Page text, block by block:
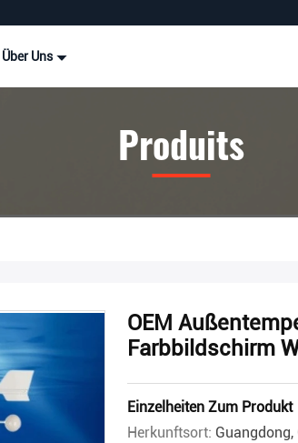
Über Uns
Produits
OEM
Farbbildschirm
Einzelheiten Zum Produkt
Herkunftsort: Guangdong,